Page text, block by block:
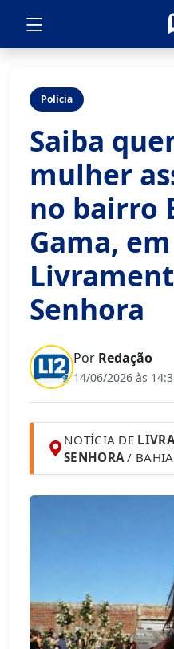
Polícia
Saiba
mulher
no bairro
Gama, em
Senhora
Por Redação
14/06/2026 às
NOTÍCIA DE
SENHORA/ BAHIA